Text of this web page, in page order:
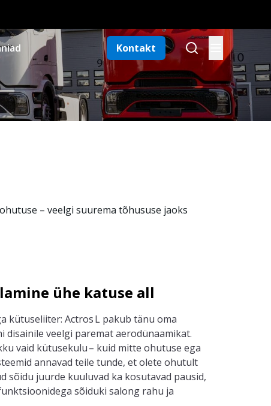
Kontakt
– veelgi suurema tõhususe jaoks
ühe katuse all
kütuseliiter: ActrosL pakub tänu oma
disainile veelgi paremataerodünaamikat.
vaid kütusekulu – kuid mitte ohutuse ega
annavad teile tunde, et olete ohutult
sõidu juurde kuuluvad ka kosutavad pausid,
sõiduki salong rahu ja